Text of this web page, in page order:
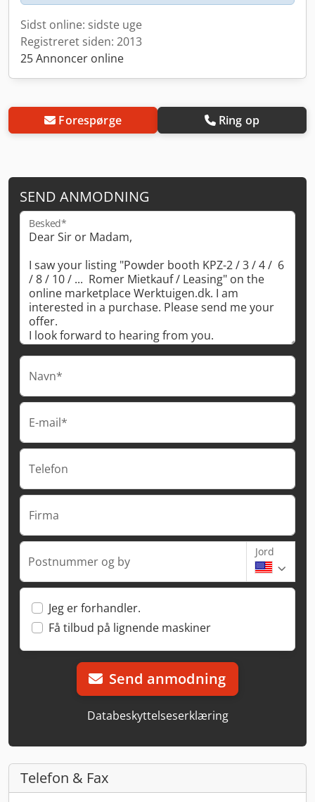
Sidst online: sidste uge
Registreret siden: 2013
25 Annoncer online
Forespørge Ring op
SEND ANMODNING
Besked*
Navn*
E-mail*
Telefon
Firma
Postnummer og by
Jord
Jeg er forhandler.
Få tilbud på lignende maskiner
Send anmodning
Databeskyttelseserklæring
Telefon & Fax